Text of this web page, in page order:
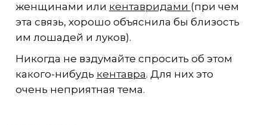
женщинами или кентавридами (при чем
эта связь, хорошо объяснила бы близость
им лошадей и луков).
Никогда не вздумайте спросить об этом
какого-нибудь кентавра. Для них это
очень неприятная тема.